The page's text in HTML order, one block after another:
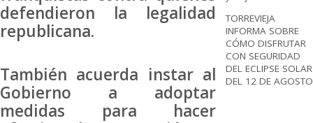
defendieron la legalidad
republicana.
También acuerda instar al
Gobierno a adoptar
medidas para hacer
TORREVIEJA
INFORMA SOBRE
CÓMO DISFRUTAR
CON SEGURIDAD
DEL ECLIPSE SOLAR
DEL 12 DE AGOSTO